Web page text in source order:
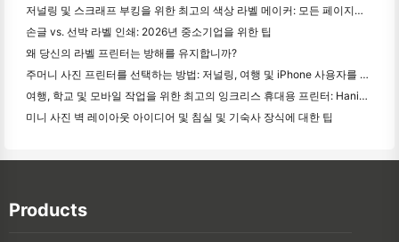
저널링 및 스크래프 부킹을 위한 최고의 색상 라벨 메이커: 모든 페이지에 더 많은 색상을 추가
손글 vs. 선박 라벨 인쇄: 2026년 중소기업을 위한 팁
왜 당신의 라벨 프린터는 방해를 유지합니까?
주머니 사진 프린터를 선택하는 방법: 저널링, 여행 및 iPhone 사용자를 위한 완전한 가이드
여행, 학교 및 모바일 작업을 위한 최고의 잉크리스 휴대용 프린터: Hanin MT620 Pro 리뷰
미니 사진 벽 레이아웃 아이디어 및 침실 및 기숙사 장식에 대한 팁
Products